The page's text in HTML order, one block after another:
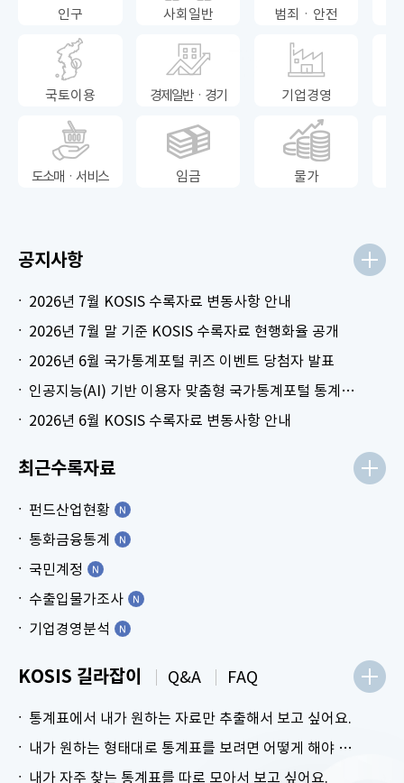
인구 사회일반 범죄ㆍ안전
국토이용 경제일반ㆍ경기 기업경영
도소매ㆍ서비스 임금 물가
공지사항
2026년 7월 KOSIS 수록자료 변동사항 안내
2026년 7월 말 기준 KOSIS 수록자료 현행화율 공개
2026년 6월 국가통계포털 퀴즈 이벤트 당첨자 발표
인공지능(AI) 기반 이용자 맞춤형 국가통계포털 통계표 생성 시범 서비스 안내
2026년 6월 KOSIS 수록자료 변동사항 안내
최근수록자료
펀드산업현황
통화금융통계
국민계정
수출입물가조사
기업경영분석
KOSIS 길라잡이
통계표에서 내가 원하는 자료만 추출해서 보고 싶어요.
내가 원하는 형태대로 통계표를 보려면 어떻게 해야 하나요?
내가 자주 찾는 통계표를 따로 모아서 보고 싶어요.
Q&A FAQ